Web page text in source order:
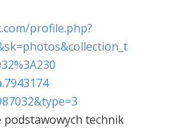
profile.php?
ype=3
podstawowych technik